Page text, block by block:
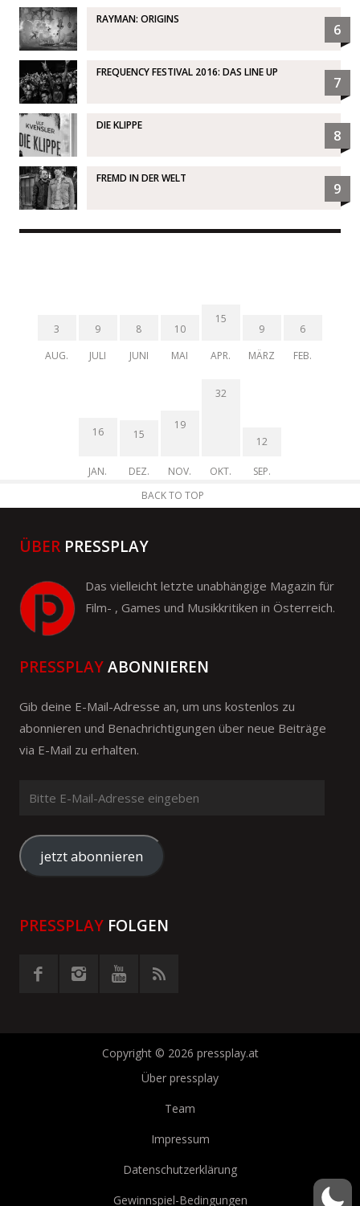
RAYMAN: ORIGINS
6
FREQUENCY FESTIVAL 2016: DAS LINE UP
7
DIE KLIPPE
8
FREMD IN DER WELT
9
3
AUG.
9
JULI
8
JUNI
10
MAI
15
APR.
9
MÄRZ
6
FEB.
16
JAN.
15
DEZ.
19
NOV.
32
OKT.
12
SEP.
BACK TO TOP
ÜBER PRESSPLAY
Das vielleicht letzte unabhängige Magazin für
Film- , Games und Musikkritiken in Österreich.
PRESSPLAYABONNIEREN
Gib deine E-Mail-Adresse an, um uns kostenlos zu
abonnieren und Benachrichtigungen über neue Beiträge
via E-Mail zu erhalten.
Mail-
Adresse
eingeben
jetzt abonnieren
PRESSPLAY FOLGEN
Copyright © 2026 pressplay.at
Über pressplay
Team
Impressum
Datenschutzerklärung
Gewinnspiel-Bedingungen